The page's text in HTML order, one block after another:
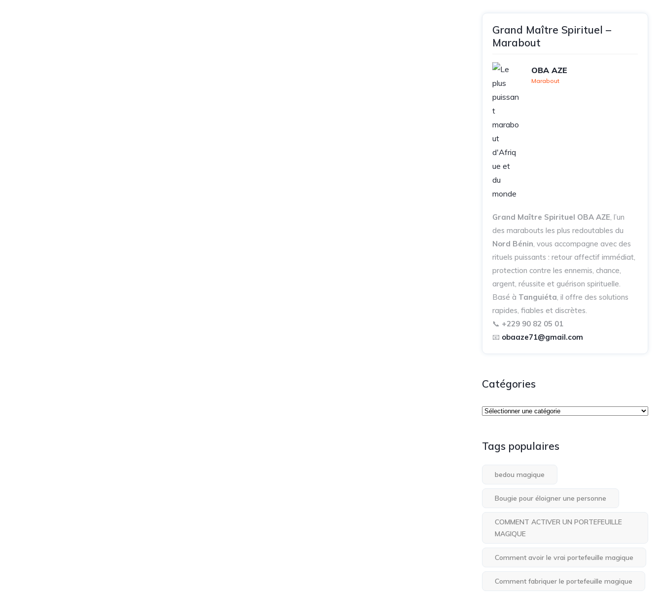
Grand Maître Spirituel –
Marabout
OBA AZE
Marabout
Grand Maître Spirituel OBA AZE, l’un
des marabouts les plus redoutables du
Nord Bénin, vous accompagne avec des
rituels puissants : retour affectif immédiat,
protection contre les ennemis, chance,
argent, réussite et guérison spirituelle.
Basé à Tanguiéta, il offre des solutions
rapides, fiables et discrètes.
📞 +229 90 82 05 01
📧 obaaze71@gmail.com
Catégories
Tags populaires
bedou magique
Bougie pour éloigner une personne
COMMENT ACTIVER UN PORTEFEUILLE
MAGIQUE
Comment avoir le vrai portefeuille magique
Comment fabriquer le portefeuille magique